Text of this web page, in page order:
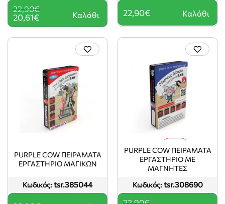
20,61€
22,90€
Καλάθι 22,90€ Καλάθι
Κωδικός: tsr.385044
PURPLE COW ΠΕΙΡΆΜΑΤΑ
ΕΡΓΑΣΤΉΡΙΟ ΜΑΓΙΚΏΝ
Κωδικός: tsr.308690
PURPLE COW ΠΕΙΡΆΜΑΤΑ
ΕΡΓΑΣΤΉΡΙΟ ΜΕ
ΜΑΓΝΉΤΕΣ